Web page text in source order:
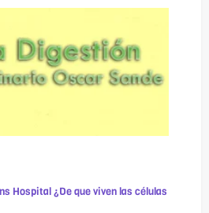
Hospital ¿De que viven las células